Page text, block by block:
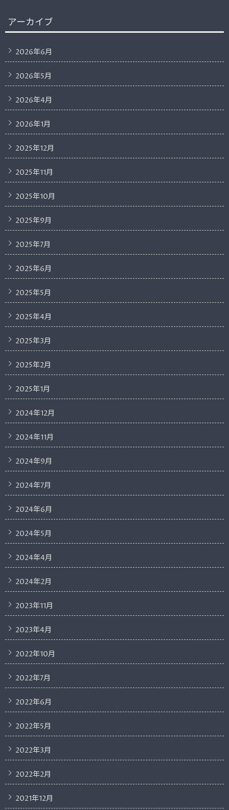
アーカイブ
2026年6月
2026年5月
2026年4月
2026年1月
2025年12月
2025年11月
2025年10月
2025年9月
2025年7月
2025年6月
2025年5月
2025年4月
2025年3月
2025年2月
2025年1月
2024年12月
2024年11月
2024年9月
2024年7月
2024年6月
2024年5月
2024年4月
2024年2月
2023年11月
2023年4月
2022年10月
2022年7月
2022年6月
2022年5月
2022年3月
2022年2月
2021年12月